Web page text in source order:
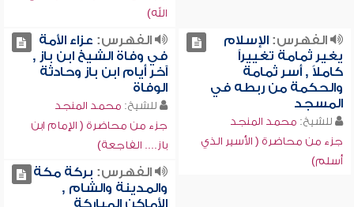
الله)
الفهرس:الإسلام
يغير ثمامة تغييراً
كاملاً , أسر ثمامة
والحكمة من ربطه في
المسجد
للشيخ: محمد المنجد
جزء من محاضرة ( الأسير الذي
أسلم)
الفهرس: عزاء الأمة
في وفاة الشيخ ابن باز ,
آخر أيام ابن باز وحادثة
الوفاة
للشيخ: محمد المنجد
جزء من محاضرة ( الإمام ابن
باز.... الفاجعة)
الفهرس: بركة مكة
والمدينة والشام ,
الأماكن المباركة